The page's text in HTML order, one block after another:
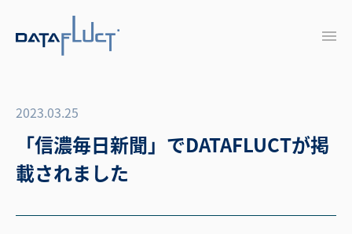
2023.03.25
「信濃毎日新聞」でDATAFLUCTが掲
載されました